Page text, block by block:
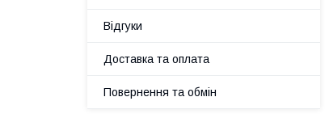
Відгуки
Доставка та оплата
Повернення та обмін